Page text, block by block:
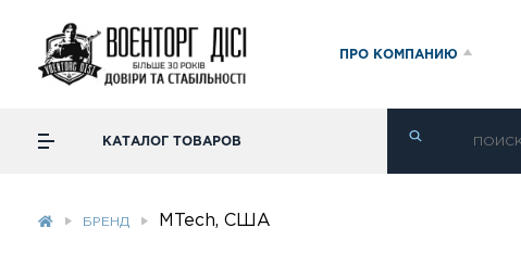
ПРО КОМПАНИЮ
КАТАЛОГ ТОВАРОВ
БРЕНД MTech, США